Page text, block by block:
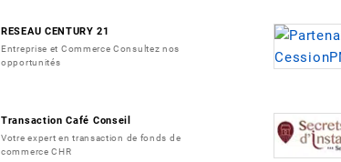
RESEAU CENTURY 21
Entreprise et Commerce Consultez nos
opportunités
Transaction Café Conseil
Votre expert en transaction de fonds de
commerce CHR